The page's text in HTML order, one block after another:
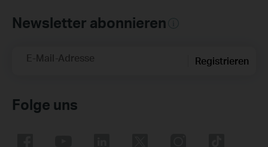
Newsletter abonnieren
E-Mail-Adresse Registrieren
Folge uns